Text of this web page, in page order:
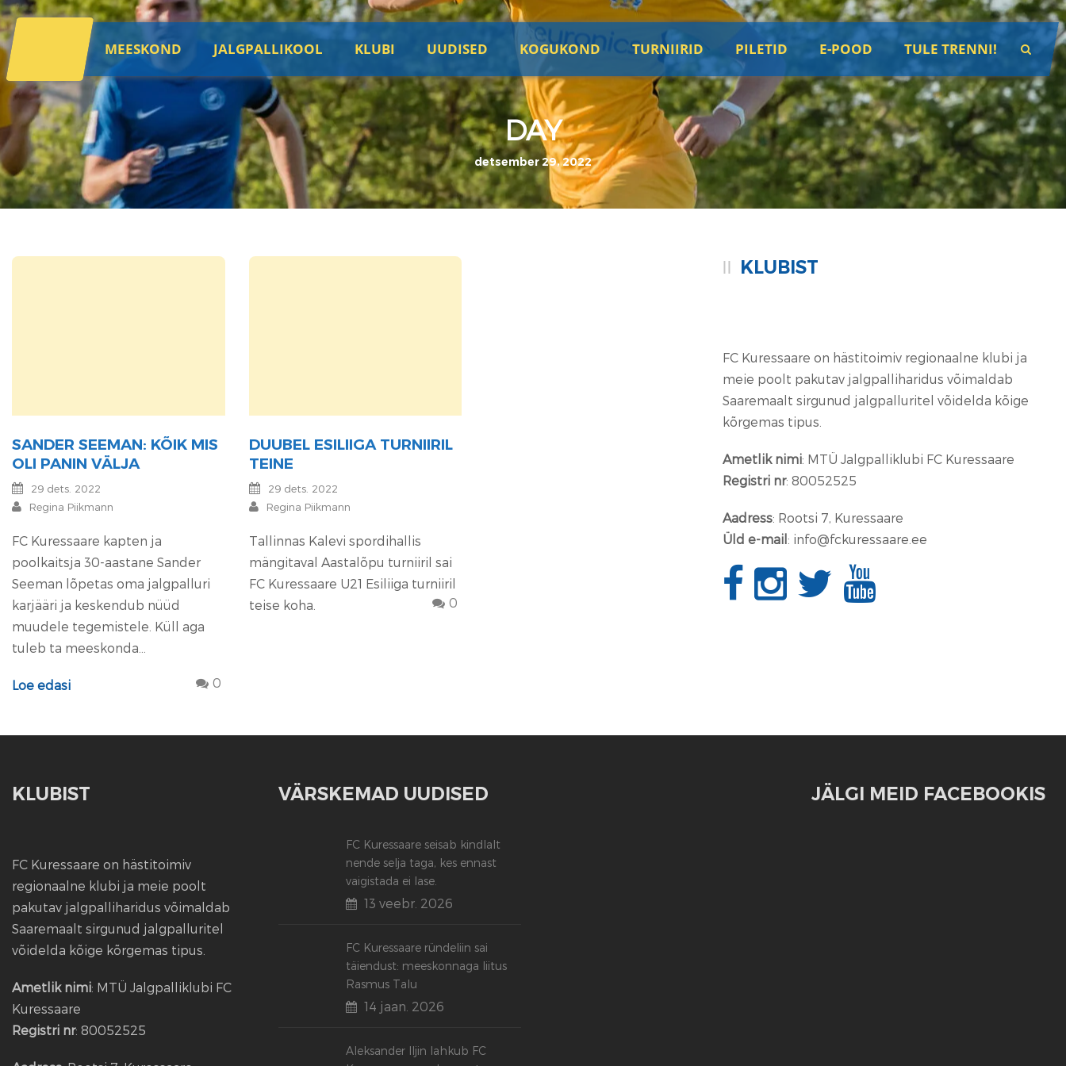
MEESKOND JALGPALLIKOOL KLUBI UUDISED KOGUKOND TURNIIRID PILETID E-POOD TULE TRENNI!
DAY
detsember 29, 2022
SANDER SEEMAN: KÕIK MIS
OLI PANIN VÄLJA
29 dets. 2022
Regina Piikmann
FC Kuressaare kapten ja
poolkaitsja 30-aastane Sander
Seeman lõpetas oma jalgpalluri
karjääri ja keskendub nüüd
muudele tegemistele. Küll aga
tuleb ta meeskonda...
Loe edasi 0
DUUBEL ESILIIGA TURNIIRIL
TEINE
29 dets. 2022
Regina Piikmann
Tallinnas Kalevi spordihallis
mängitaval Aastalõpu turniiril sai
FC Kuressaare U21 Esiliiga turniiril
teise koha.
0
KLUBIST
FC Kuressaare on hästitoimiv regionaalne klubi ja
meie poolt pakutav jalgpalliharidus võimaldab
Saaremaalt sirgunud jalgpalluritel võidelda kõige
kõrgemas tipus.
Ametlik nimi: MTÜ Jalgpalliklubi FC Kuressaare
Registri nr: 80052525
Aadress: Rootsi 7, Kuressaare
Üld e-mail: info@fckuressaare.ee
KLUBIST
FC Kuressaare on hästitoimiv
regionaalne klubi ja meie poolt
pakutav jalgpalliharidus võimaldab
Saaremaalt sirgunud jalgpalluritel
võidelda kõige kõrgemas tipus.
Ametlik nimi: MTÜ Jalgpalliklubi FC
Kuressaare
Registri nr: 80052525
VÄRSKEMAD UUDISED
FC Kuressaare seisab kindlalt
nende selja taga, kes ennast
vaigistada ei lase.
13 veebr. 2026
FC Kuressaare ründeliin sai
täiendust: meeskonnaga liitus
Rasmus Talu
14 jaan. 2026
Aleksander Iljin lahkub FC
JÄLGI MEID FACEBOOKIS